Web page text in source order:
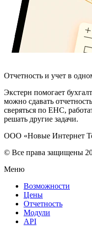
Отчетность и учет в
Экстерн помогает
можно сдавать
сверяться по ЕНС,
решать другие задачи.
ООО «Новые Интернет
© Все права защищены
Меню
Возможности
Цены
Отчетность
Модули
API